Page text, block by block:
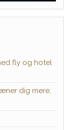
fly og hotel
dig mere,